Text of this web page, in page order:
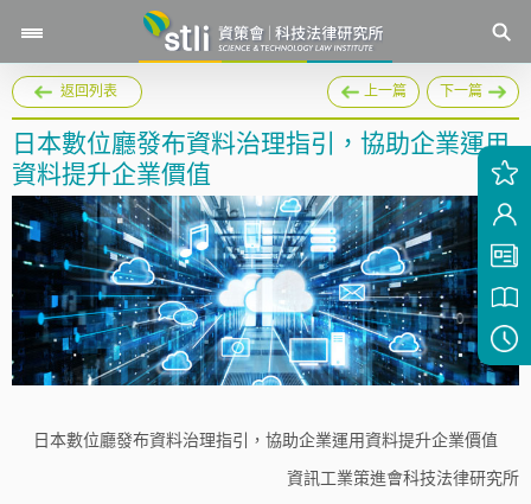
返回列表 上一篇 下一篇
日本數位廳發布資料治理指引，協助企業運用
資料提升企業價值
日本數位廳發布資料治理指引，協助企業運用資料提升企業價值
資訊工業策進會科技法律研究所